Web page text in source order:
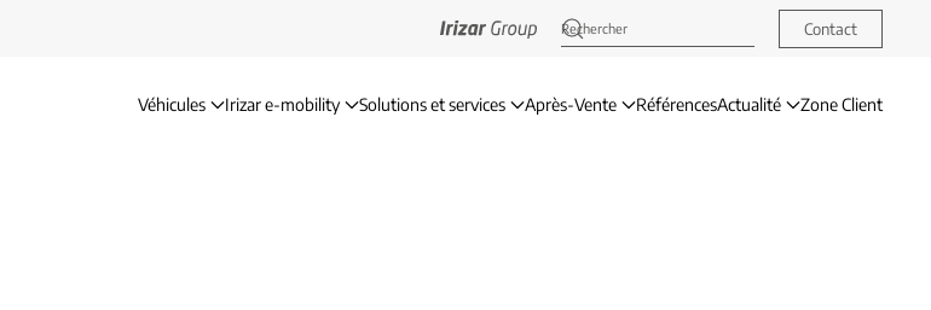
Contact
Véhicules Irizar e-mobility Solutions et services Après-Vente RéférencesActualité Zone Client